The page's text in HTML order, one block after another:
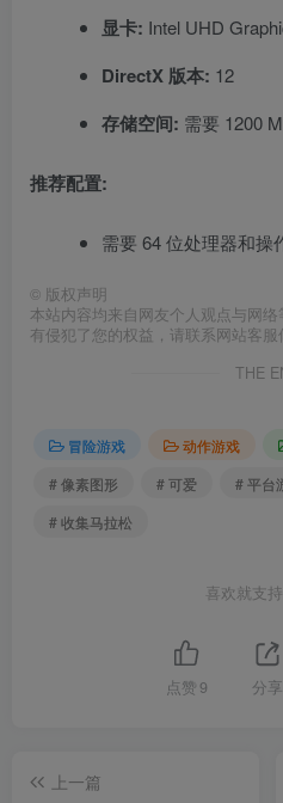
显卡: Intel UHD
DirectX 版本: 12
存储空间: 需要 1200
推荐配置:
需要 64 位处理器和操
© 版权声明
本站内容均来自网友个人观点与网
有侵犯了您的权益，请联系网站客服
THE
冒险游戏 动作游戏
# 像素图形
# 可爱 # 平台
# 收集马拉松
喜欢就支
点赞 9 分享
上一篇